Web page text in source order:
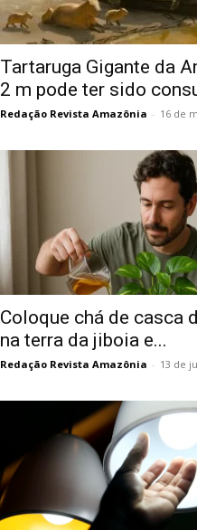
Tartaruga Gigante da
2 m pode ter sido
Redação Revista Amazônia - 16 de
Coloque chá de casca
na terra da jiboia e...
Redação Revista Amazônia - 13 de